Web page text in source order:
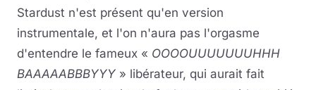
Stardust n'est présent qu'en version
instrumentale, et l'on n'aura pas l'orgasme
d'entendre le fameux « OOOOUUUUUUUHHH
BAAAAABBBYYY » libérateur, qui aurait fait